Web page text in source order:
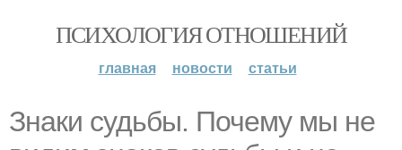
ПСИХОЛОГИЯ ОТНОШЕНИЙ
главная новости статьи
Знаки судьбы. Почему мы не